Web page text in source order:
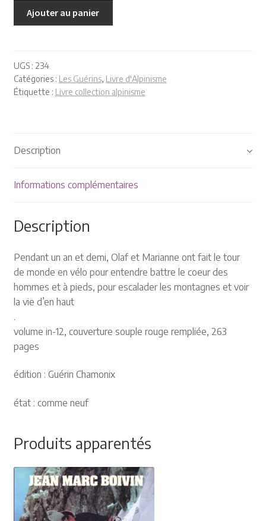
Ajouter au panier
UGS : 234
Catégories : Les Guérins, Livre d'Alpinisme
Étiquette : Livre collection alpinisme
Description
Informations complémentaires
Description
Pendant un an et demi, Olaf et Marianne ont fait le tour
de monde en vélo pour entendre battre le coeur des
hommes et à pieds, pour escalader les montagnes et voir
la vie d’en haut
.
volume in-12, couverture souple rouge rempliée, 263
pages
édition : Guérin Chamonix
état : comme neuf
Produits apparentés